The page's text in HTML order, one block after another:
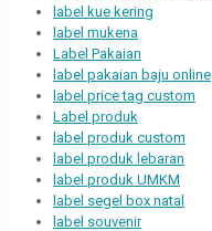
label kue kering
label mukena
Label Pakaian
label pakaian baju online
label price tag custom
Label produk
label produk custom
label produk lebaran
label produk UMKM
label segel box natal
label souvenir